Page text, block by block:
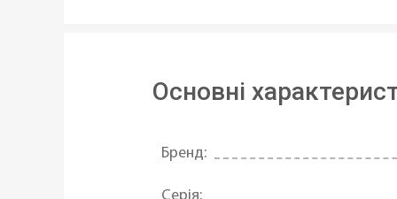
Матеріал:
Основні
Бренд: